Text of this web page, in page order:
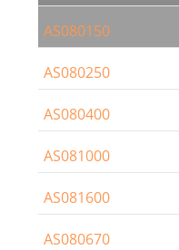
AS080150
AS080250
AS080400
AS081000
AS081600
AS080670